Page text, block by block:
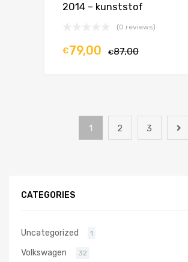
2014 – kunststof
(0 reviews)
€87,00
€79,00
1 2 3
CATEGORIES
Uncategorized 1
Volkswagen 32